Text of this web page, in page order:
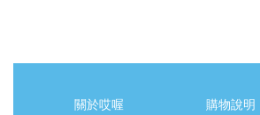
關於哎喔 購物說明